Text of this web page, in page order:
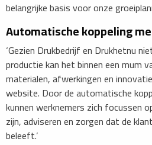
belangrijke basis voor onze
Automatische koppeling
‘Gezien Drukbedrijf en Drukhetnu
productie kan het binnen een mum
materialen, afwerkingen en
website. Door de automatische
kunnen werknemers zich focussen
zijn, adviseren en zorgen dat de
beleeft.’